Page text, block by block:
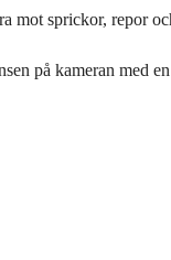
sprickor, repor
på kameran med